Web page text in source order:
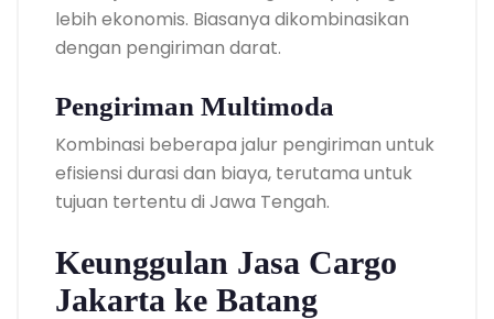
lebih ekonomis. Biasanya dikombinasikan
dengan pengiriman darat.
Pengiriman Multimoda
Kombinasi beberapa jalur pengiriman untuk
efisiensi durasi dan biaya, terutama untuk
tujuan tertentu di Jawa Tengah.
Keunggulan Jasa Cargo
Jakarta ke Batang